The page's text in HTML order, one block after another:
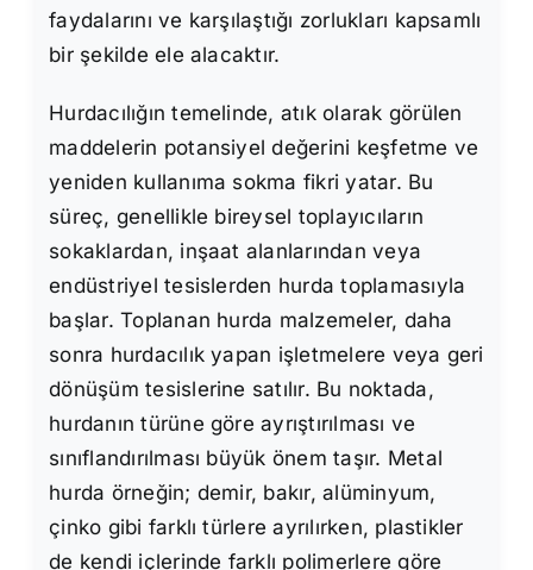
faydalarını ve karşılaştığı zorlukları kapsamlı
bir şekilde ele alacaktır.
Hurdacılığın temelinde, atık olarak görülen
maddelerin potansiyel değerini keşfetme ve
yeniden kullanıma sokma fikri yatar. Bu
süreç, genellikle bireysel toplayıcıların
sokaklardan, inşaat alanlarından veya
endüstriyel tesislerden hurda toplamasıyla
başlar. Toplanan hurda malzemeler, daha
sonra hurdacılık yapan işletmelere veya geri
dönüşüm tesislerine satılır. Bu noktada,
hurdanın türüne göre ayrıştırılması ve
sınıflandırılması büyük önem taşır. Metal
hurda örneğin; demir, bakır, alüminyum,
çinko gibi farklı türlere ayrılırken, plastikler
de kendi içlerinde farklı polimerlere göre